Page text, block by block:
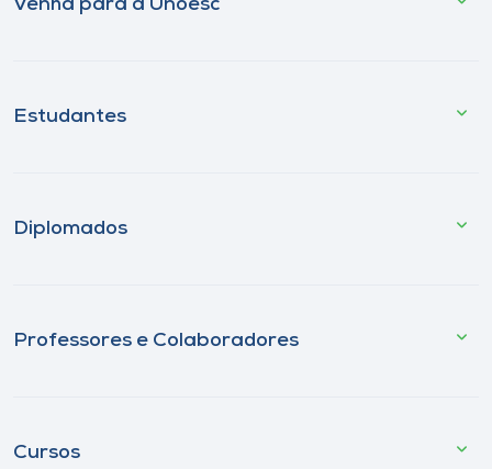
Venha para a Unoesc
Estudantes
Diplomados
Professores e Colaboradores
Cursos